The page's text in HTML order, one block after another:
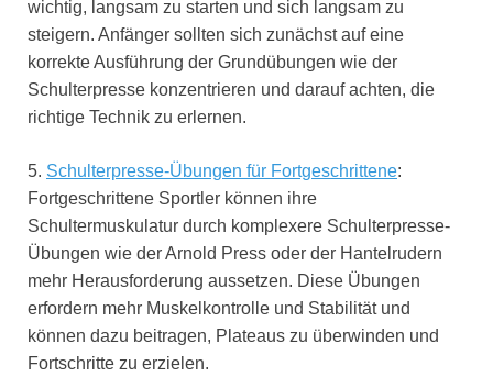
wichtig, langsam zu starten und sich langsam zu
steigern. Anfänger sollten sich zunächst auf eine
korrekte Ausführung der Grundübungen wie der
Schulterpresse konzentrieren und darauf achten, die
richtige Technik zu erlernen.
5. Schulterpresse-Übungen für Fortgeschrittene:
Fortgeschrittene Sportler können ihre
Schultermuskulatur durch komplexere Schulterpresse-
Übungen wie der Arnold Press oder der Hantelrudern
mehr Herausforderung aussetzen. Diese Übungen
erfordern mehr Muskelkontrolle und Stabilität und
können dazu beitragen, Plateaus zu überwinden und
Fortschritte zu erzielen.